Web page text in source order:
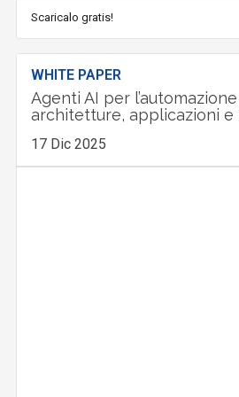
Scaricalo gratis!
WHITE PAPER
Agenti AI per
architetture, applicazioni e
17 Dic 2025